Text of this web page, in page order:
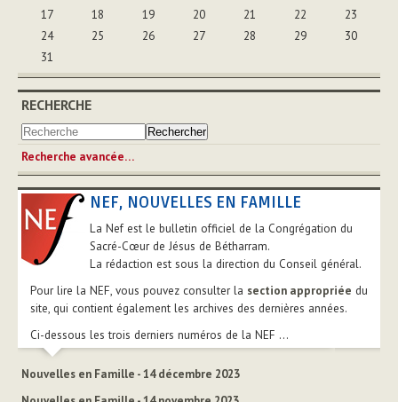
17
18 19 20 21 22
23
24
25 26 27 28 29
30
31
RECHERCHE
Recherche avancée…
NEF, NOUVELLES EN FAMILLE
La Nef est le bulletin officiel de la Congrégation du
Sacré-Cœur de Jésus de Bétharram.
La rédaction est sous la direction du Conseil général.
Pour lire la NEF, vous pouvez consulter la section appropriée du
site, qui contient également les archives des dernières années.
Ci-dessous les trois derniers numéros de la NEF ...
Nouvelles en Famille - 14 décembre 2023